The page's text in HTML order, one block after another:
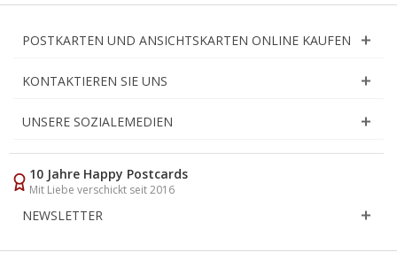
POSTKARTEN UND ANSICHTSKARTEN ONLINE KAUFEN
KONTAKTIEREN SIE UNS
UNSERE SOZIALEMEDIEN
10 Jahre Happy Postcards
Mit Liebe verschickt seit 2016
NEWSLETTER